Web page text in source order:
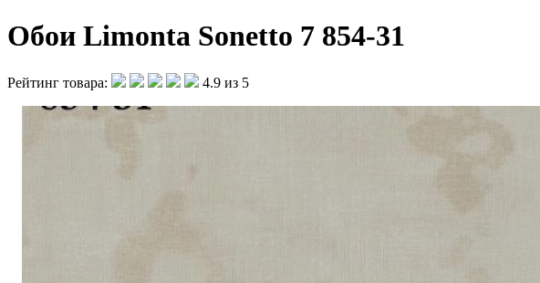
Обои Limonta Sonetto 7 854-31
Рейтинг товара: 4.9 из 5